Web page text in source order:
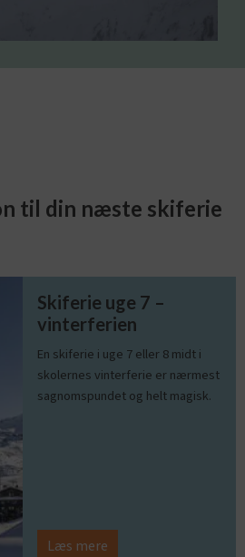
til din næste skiferie
Skiferie uge 7 –
vinterferien
En skiferie i uge 7 eller 8 midt i
skolernes vinterferie er nærmest
sagnomspundet og helt magisk.
Læs mere